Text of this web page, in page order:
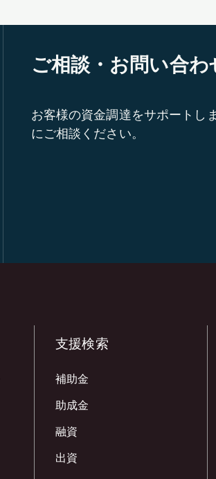
ご相談・お問い合わ
お客様の資金調達をサポートし
にご相談ください。
支援検索
補助金
助成金
融資
出資